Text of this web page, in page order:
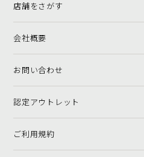
店舗をさがす
会社概要
お問い合わせ
認定アウトレット
ご利用規約